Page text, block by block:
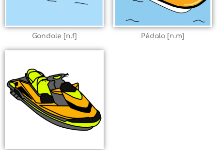
Gondole [n.f] Pédalo [n.m]